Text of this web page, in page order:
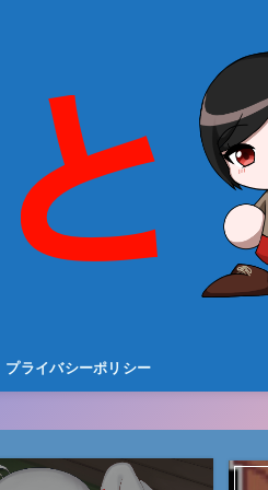
プライバシーポリシー